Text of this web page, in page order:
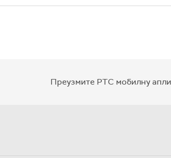
Преузмите РТС мобилну